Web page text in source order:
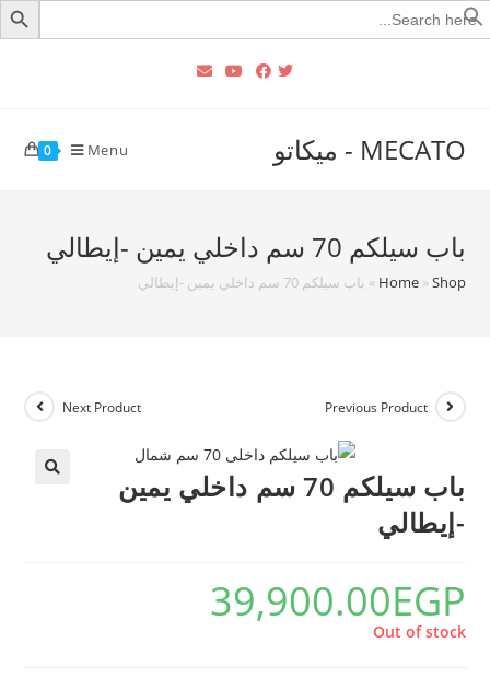
Search
for:
MECATO - ميكاتو 0 Menu
باب سيلكم 70 سم داخلي يمين -إيطالي
Home»Shop
» باب سيلكم 70 سم داخلي يمين -إيطالي
Previous Product
Next Product
باب سيلكم 70 سم داخلي يمين
-إيطالي
39,900.00EGP
Out of stock